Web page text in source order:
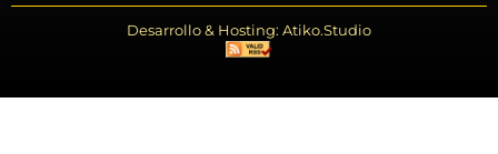
Desarrollo & Hosting: Atiko.Studio